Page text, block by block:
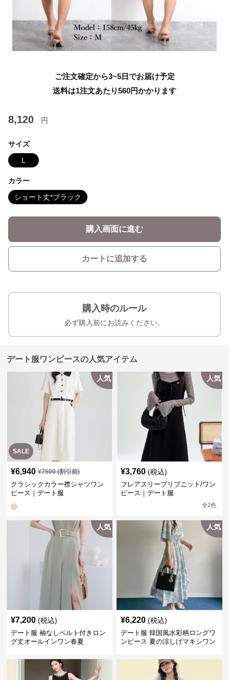
ご注文確定から3~5日でお届け予定
送料は1注文あたり560円かかります
8,120 円
サイズ
L
カラー
ショート丈*ブラック
購入画面に進む
カートに追加する
購入時のルール
必ず購入前にお読みください。
デート服ワンピースの人気アイテム
SALE
人気
¥6,940 ¥7500(割引前)
クラシックカラー襟シャツワン
ピース｜デート服
人気
¥3,760 (税込)
フレアスリーブリブニット/ワン
ピース｜デート服
全2色
人気
¥7,200 (税込)
デート服 袖なしベルト付きロン
グ丈オールインワン春夏
人気
¥6,220 (税込)
デート服 韓国風水彩柄ロングワ
ンピース 夏の涼しげマキシワン